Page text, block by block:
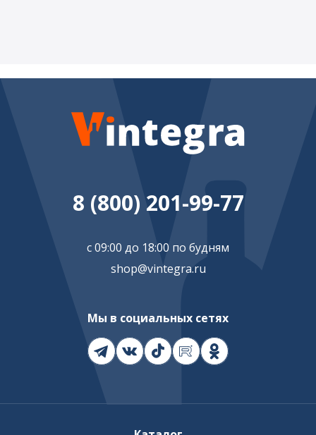
8 (800) 201-99-77
с 09:00 до 18:00 по будням
shop@vintegra.ru
Мы в социальных сетях